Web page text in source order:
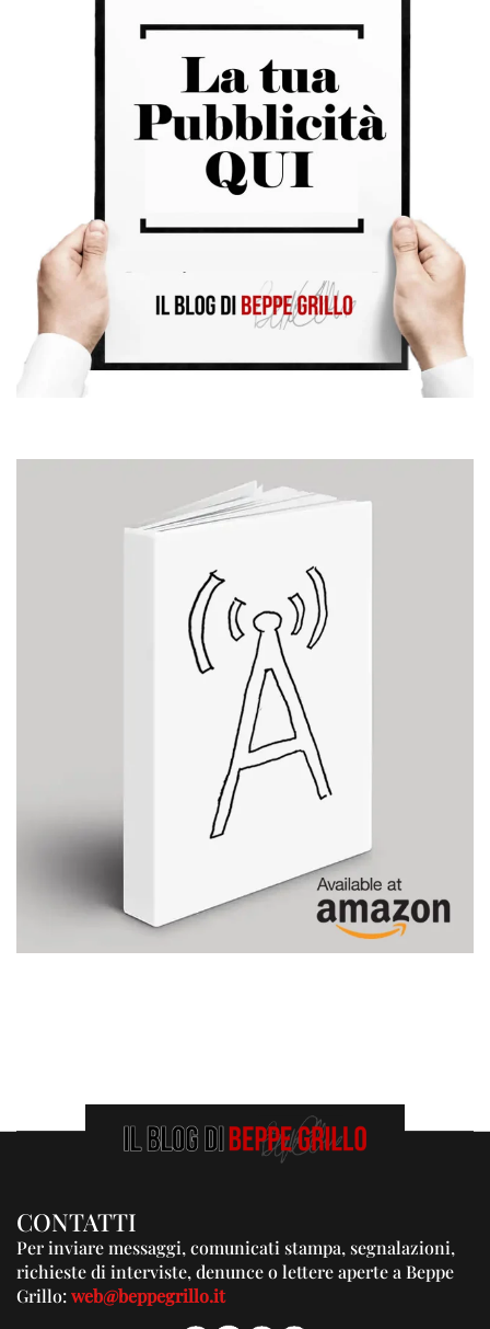
CONTATTI
Per inviare messaggi, comunicati stampa, segnalazioni,
richieste di interviste, denunce o lettere aperte a Beppe
Grillo:web@beppegrillo.it